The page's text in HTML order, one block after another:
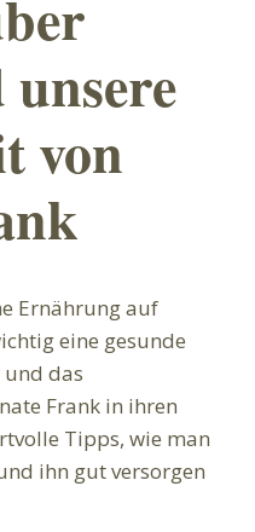
von
Ernährung auf
eine gesunde
das
Frank in ihren
Tipps, wie man
ihn gut versorgen